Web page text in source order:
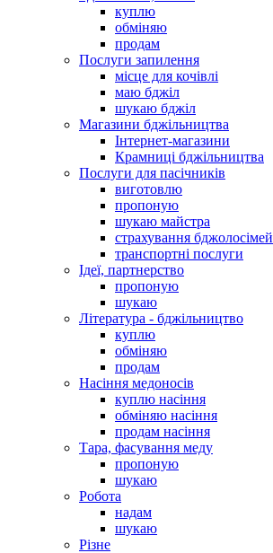
куплю
обміняю
продам
Послуги запилення
місце для кочівлі
маю бджіл
шукаю бджіл
Магазини бджільництва
Інтернет-магазини
Крамниці бджільництва
Послуги для пасічників
виготовлю
пропоную
шукаю майстра
страхування бджолосімей
транспортні послуги
Ідеї, партнерство
пропоную
шукаю
Література - бджільництво
куплю
обміняю
продам
Насіння медоносів
куплю насіння
обміняю насіння
продам насіння
Тара, фасування меду
пропоную
шукаю
Робота
надам
шукаю
Різне